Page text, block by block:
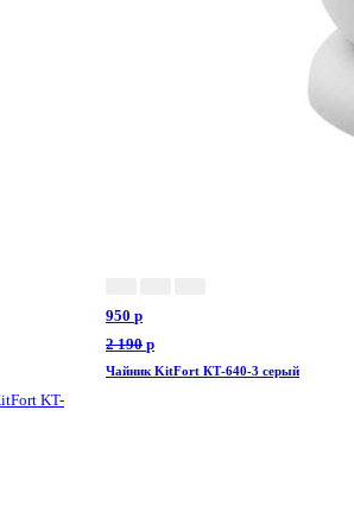
950 p
2 190 p
Чайник KitFort КТ-640-3 серый